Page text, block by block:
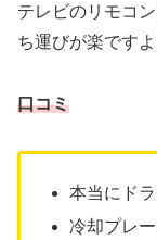
テレビのリモコ
ち運びが楽ですよ
口コミ
本当にド
冷却プレ